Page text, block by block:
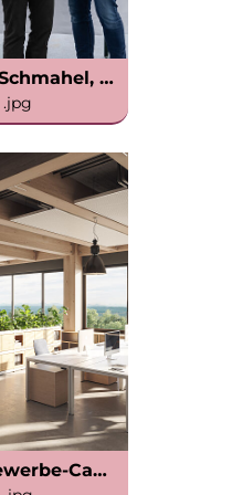
von links: Dieter Schmahel, ARE Austrian Real Estate, Markus Pflanz und Bastian Bördner, UBM Development AG
.jpg
Visualisierung Gewerbe-Campus Open Office Timber Factory in München Moosach